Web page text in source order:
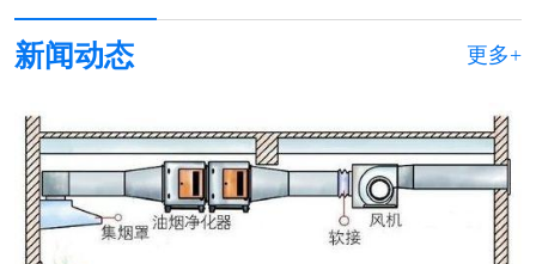
新闻动态 更多+